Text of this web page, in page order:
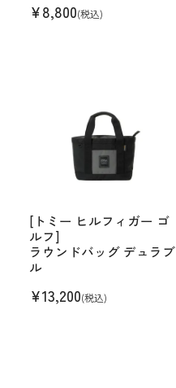
¥8,800(税込)
[トミー ヒルフィガー ゴ
ルフ]
ラウンドバッグ デュラブ
ル
¥13,200(税込)